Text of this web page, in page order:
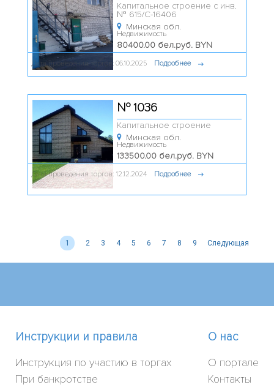
Капитальное строение с инв.
№ 615/С-16406
Минская обл.
Недвижимость
80400.00 бел.руб. BYN
Дата проведения торгов: 06.10.2025 Подробнее
№ 1036
Капитальное строение
Минская обл.
Недвижимость
133500.00 бел.руб. BYN
Дата проведения торгов: 12.12.2024 Подробнее
1 2 3 4 5 6 7 8 9 Следующая
Инструкции и правила
Инструкция по участию в торгах
При банкротстве
О нас
О портале
Контакты